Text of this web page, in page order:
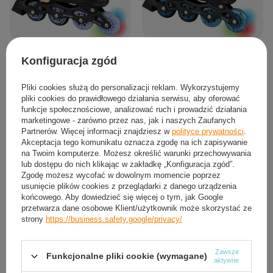
Regulowane Wrotki Kółko LED
172,79 zł / para
30-33 38-41
od
172,79 zł-do
182,39 zł
30-33 34-37
Konfiguracja zgód
Pliki cookies służą do personalizacji reklam. Wykorzystujemy
pliki cookies do prawidłowego działania serwisu, aby oferować
funkcje społecznościowe, analizować ruch i prowadzić działania
marketingowe - zarówno przez nas, jak i naszych Zaufanych
Partnerów. Więcej informacji znajdziesz w polityce prywatności
Akceptacja tego komunikatu oznacza zgodę na ich zapisywanie
na Twoim komputerze. Możesz określić warunki przechowywania
lub dostępu do nich klikając w zakładkę „Konfiguracja zgód”.
Zgodę możesz wycofać w dowolnym momencie poprzez
usunięcie plików cookies z przeglądarki z danego urządzenia
końcowego. Aby dowiedzieć się więcej o tym, jak Google
przetwarza dane osobowe Klient/użytkownik może skorzystać ze
strony https://business.safety.google/privacy/
Funkcjonalne pliki cookie (wymagane)
Zawsze
aktywne